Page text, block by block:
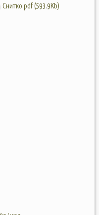
Снитко.pdf (593.9Kb)